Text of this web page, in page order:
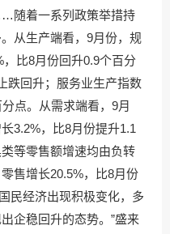
随着一系列政策举措持
从生产端看，9月份，规
比8月份回升0.9个百分
跌回升；服务业生产指数
点。从需求端看，9月
3.2%，比8月份提升1.1
等零售额增速均由负转
售增长20.5%，比8月份
民经济出现积极变化，多
企稳回升的态势。”盛来